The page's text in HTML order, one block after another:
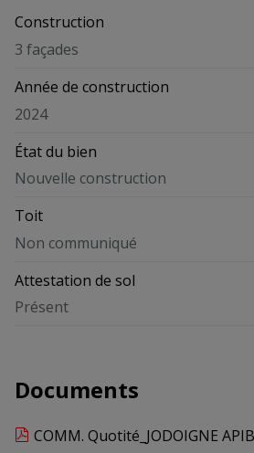
Construction
3 façades
Année de construction
2024
État du bien
Nouvelle construction
Toit
Non communiqué
Attestation de sol
Présent
Documents
COMM. Quotité_JODOIGNE